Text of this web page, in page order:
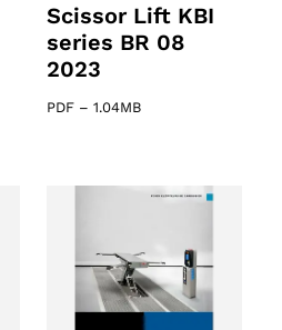
Scissor Lift KBI
series BR 08
2023
PDF – 1.04MB